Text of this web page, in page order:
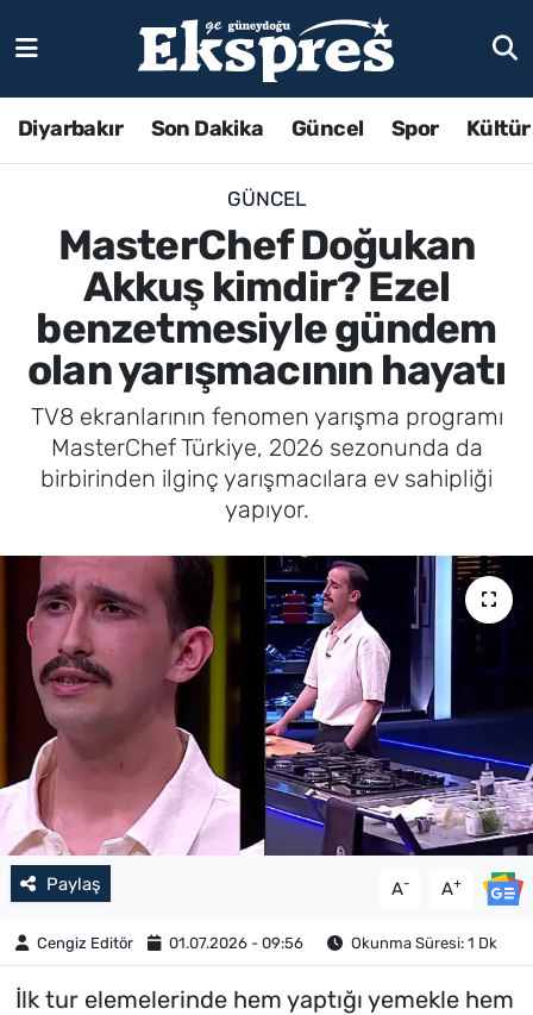
Diyarbakır Son Dakika Güncel Spor
GÜNCEL
MasterChef Doğukan
Akkuş kimdir? Ezel
benzetmesiyle gündem
olan yarışmacının hayatı
TV8 ekranlarının fenomen yarışma programı
MasterChef Türkiye, 2026 sezonunda da
birbirinden ilginç yarışmacılara ev sahipliği
yapıyor.
Paylaş A- A+
Cengiz Editör 01.07.2026 - 09:56 Okunma Süresi: 1 Dk
İlk tur elemelerinde hem yaptığı yemekle hem